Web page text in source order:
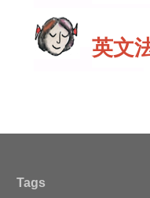
英文
Tags